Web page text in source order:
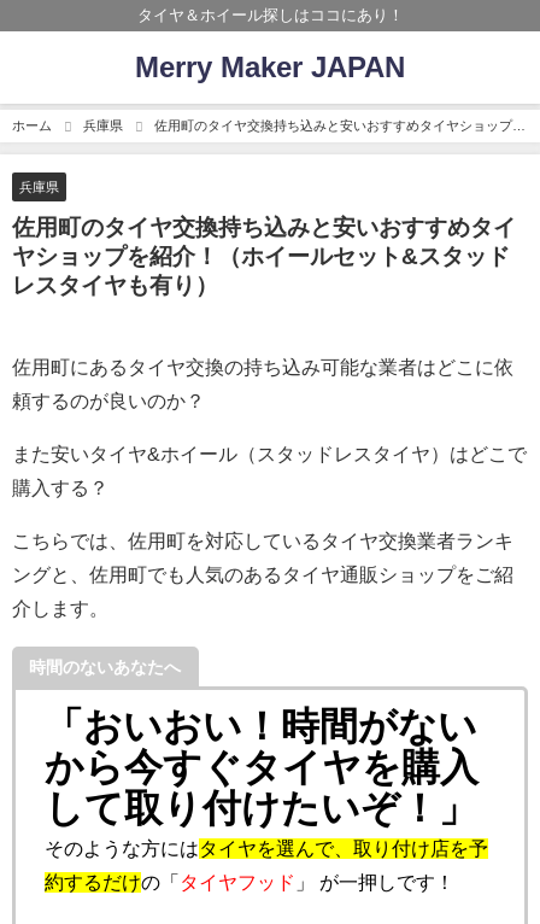
タイヤ＆ホイール探しはココにあり！
Merry Maker JAPAN
ホーム 兵庫県
佐用町のタイヤ交換持ち込みと安いおすすめタイヤショップを
紹介！（ホイールセット&スタッドレスタイヤも有り）
兵庫県
佐用町のタイヤ交換持ち込みと安いおすすめタイ
ヤショップを紹介！（ホイールセット&スタッド
レスタイヤも有り）
佐用町にあるタイヤ交換の持ち込み可能な業者はどこに依
頼するのが良いのか？
また安いタイヤ&ホイール（スタッドレスタイヤ）はどこで
購入する？
こちらでは、佐用町を対応しているタイヤ交換業者ランキ
ングと、佐用町でも人気のあるタイヤ通販ショップをご紹
介します。
時間のないあなたへ
「おいおい！時間がない
から今すぐタイヤを購入
して取り付けたいぞ！」
そのような方にはタイヤを選んで、取り付け店を予
約するだけの「 タイヤフッド 」 が一押しです！